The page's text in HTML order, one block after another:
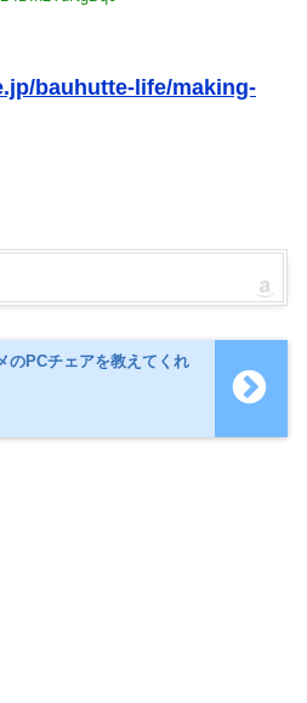
bauhutte-life/making-
のPCチェアを教えてくれ